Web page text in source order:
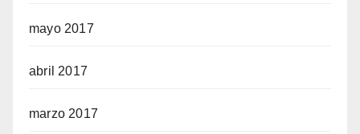
mayo 2017
abril 2017
marzo 2017